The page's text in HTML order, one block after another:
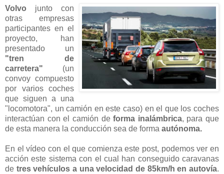
Volvo junto con
otras empresas
participantes en el
proyecto, han
presentado un
"tren de
carretera" (un
convoy compuesto
por varios coches
que siguen a una
"locomotora", un camión en este caso) en el que los coches
interactúan con el camión deforma inalámbrica, para que
de esta manera la conducción sea de forma autónoma.
En el vídeo con el que comienza este post, podemos ver en
acción este sistema con el cual han conseguido caravanas
de tres vehículos a una velocidad de 85km/h en autovía.